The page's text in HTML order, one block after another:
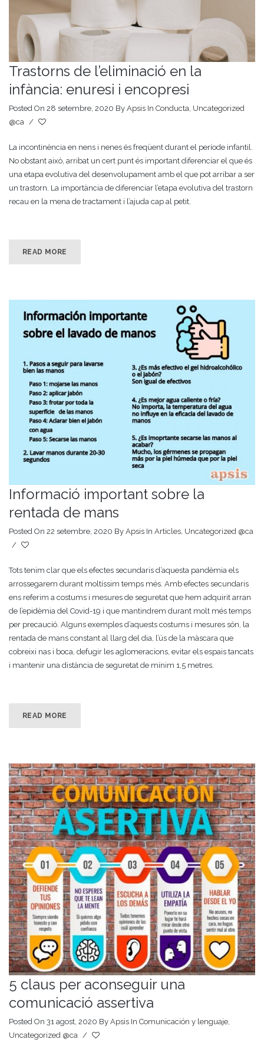
Trastorns de l’eliminació en la
infància: enuresi i encopresi
Posted On 28 setembre, 2020 By Apsis In Conducta, Uncategorized
@ca /
La incontinència en nens i nenes és freqüent durant el període infantil.
No obstant això, arribat un cert punt és important diferenciar el que és
una etapa evolutiva del desenvolupament amb el que pot arribar a ser
un trastorn. La importància de diferenciar l’etapa evolutiva del trastorn
recau en la mena de tractament i l’ajuda cap al petit.
READ MORE
Informació important sobre la
rentada de mans
Posted On 22 setembre, 2020 By Apsis In Articles Uncategorized @ca
/
Tots tenim clar que els efectes secundaris d’aquesta pandèmia els
arrossegarem durant moltíssim temps més. Amb efectes secundaris
ens referim a costums i mesures de seguretat que hem adquirit arran
de l’epidèmia del Covid-19 i que mantindrem durant molt més temps
per precaució. Alguns exemples d’aquests costums i mesures són, la
rentada de mans constant al llarg del dia, l’ús de la màscara que
cobreixi nas i boca, defugir les aglomeracions, evitar els espais tancats
i mantenir una distància de seguretat de mínim 1,5 metres.
READ MORE
5 claus per aconseguir una
comunicació assertiva
Posted On 31 agost, 2020 By Apsis In Comunicación y lenguaje
Uncategorized @ca
/